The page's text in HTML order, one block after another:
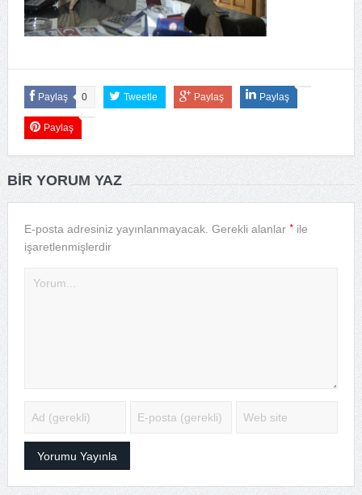
Paylaş 0 Tweetle Paylaş Paylaş
Paylaş
BIR YORUM YAZ
E-posta adresiniz yayınlanmayacak. Gerekli alanlar *ile
işaretlenmişlerdir